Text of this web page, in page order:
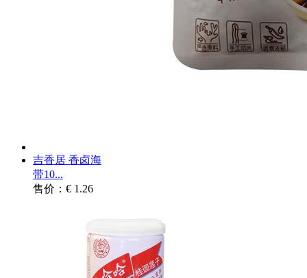
吉香居 香卤海
带10...
售价：€ 1.26